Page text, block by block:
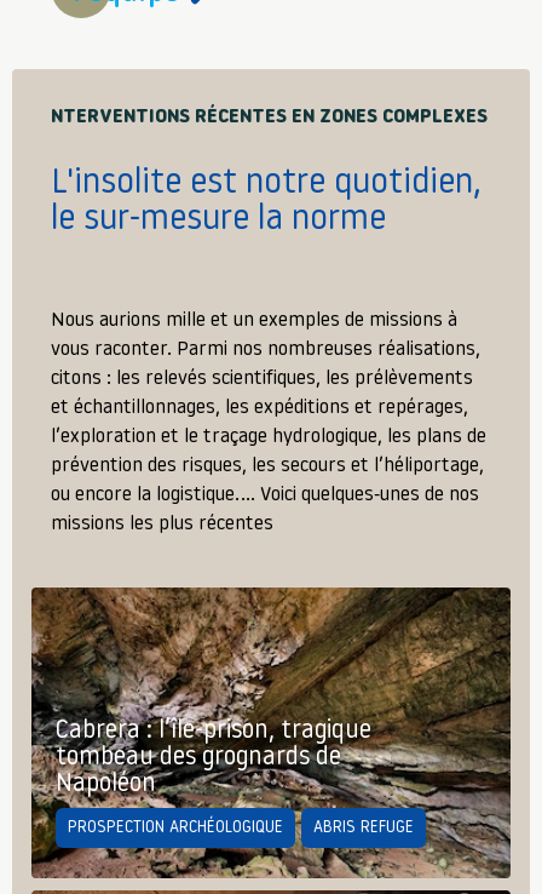
NTERVENTIONS RÉCENTES EN ZONES COMPLEXES
L'insolite est notre quotidien,
le sur-mesure la norme
Nous aurions mille et un exemples de missions à
vous raconter. Parmi nos nombreuses réalisations,
citons : les relevés scientifiques, les prélèvements
et échantillonnages, les expéditions et repérages,
l’exploration et le traçage hydrologique, les plans de
prévention des risques, les secours et l’héliportage,
ou encore la logistique.… Voici quelques-unes de nos
missions les plus récentes
Cabrera : l’île-prison, tragique
tombeau des grognards de
Napoléon
PROSPECTION ARCHÉOLOGIQUE ABRIS REFUGE